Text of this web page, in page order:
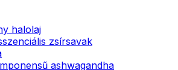
halolaj
zsírsavak
ashwagandha